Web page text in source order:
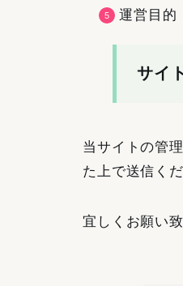
運営目的
サイ
当サイトの管
た上で送信くだ
宜しくお願い致